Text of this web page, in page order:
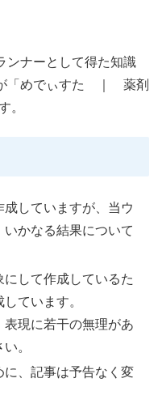
ンナーとして得た知識
「めでぃすた ｜ 薬剤
。
していますが、当ウ
かなる結果について
して作成しているた
ています。
現に若干の無理があ
。
、記事は予告なく変